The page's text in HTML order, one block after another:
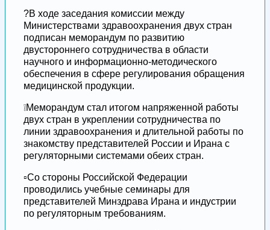
?В ходе заседания комиссии между
Министерствами здравоохранения двух стран
подписан меморандум по развитию
двустороннего сотрудничества в области
научного и информационно-методического
обеспечения в сфере регулирования обращения
медицинской продукции.
❕Меморандум стал итогом напряженной работы
двух стран в укреплении сотрудничества по
линии здравоохранения и длительной работы по
знакомству представителей России и Ирана с
регуляторными системами обеих стран.
▫️Со стороны Российской Федерации
проводились учебные семинары для
представителей Минздрава Ирана и индустрии
по регуляторным требованиям.